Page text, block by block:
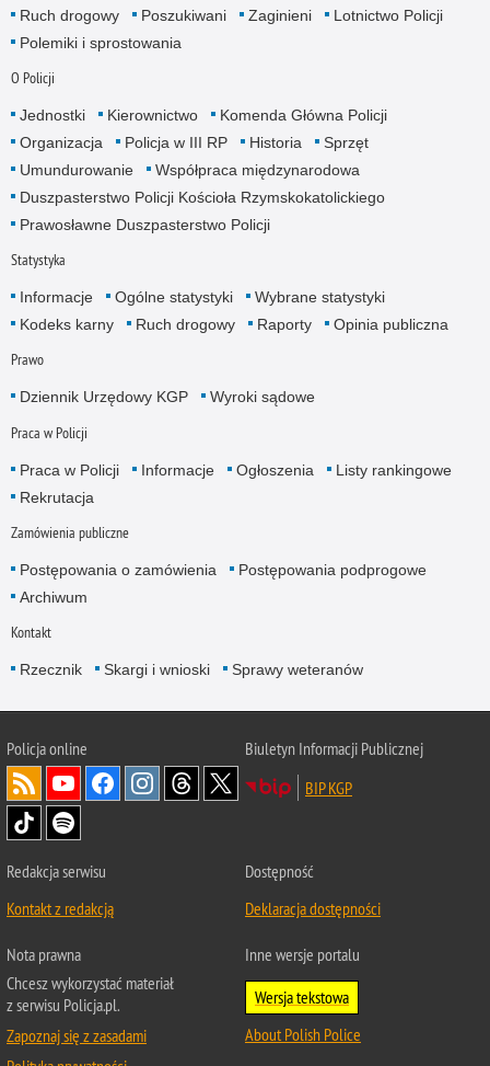
Ruch drogowy
Poszukiwani Zaginieni
Lotnictwo Policji
Polemiki i sprostowania
O Policji
Jednostki Kierownictwo
Komenda Główna Policji
Organizacja
Policja w III RP Historia
Sprzęt
Umundurowanie
Współpraca międzynarodowa
Duszpasterstwo Policji Kościoła Rzymskokatolickiego
Prawosławne Duszpasterstwo Policji
Statystyka
Informacje Ogólne statystyki
Wybrane statystyki
Kodeks karny
Ruch drogowy Raporty Opinia publiczna
Prawo
Dziennik Urzędowy KGP Wyroki sądowe
Praca w Policji
Praca w Policji Informacje Ogłoszenia
Listy rankingowe
Rekrutacja
Zamówienia publiczne
Postępowania o zamówienia
Postępowania podprogowe
Archiwum
Kontakt
Rzecznik Skargi i wnioski Sprawy weteranów
Policjaonline
Biuletyn Informacji Publicznej
BIP KGP
Redakcja serwisu
Kontakt z redakcją
Dostępność
Deklaracja dostępności
Nota prawna
Chcesz wykorzystać materiał
z serwisu Policja.pl.
Zapoznaj się z zasadami
Inne wersje portalu
Wersja tekstowa
About Polish Police